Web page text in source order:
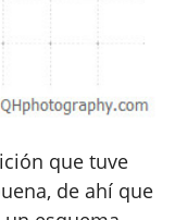
que tuve
de ahí que